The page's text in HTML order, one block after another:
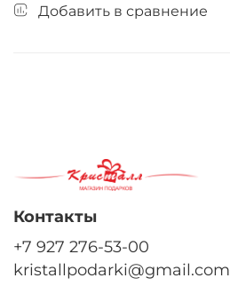
Добавить в сравнение
Контакты
+7 927 276-53-00
kristallpodarki@gmail.com